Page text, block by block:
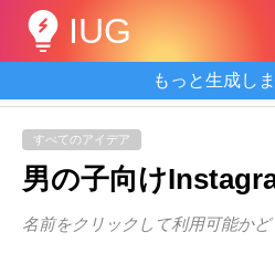
IUG
もっと生成し
すべてのアイデア
男の子向け
名前をクリックして利用可能かど